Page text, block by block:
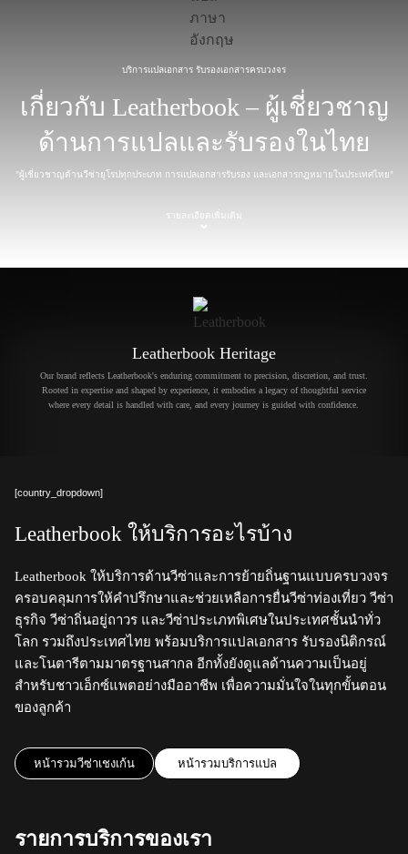
บริการแปลเอกสาร รับรองเอกสารครบวงจร
เกี่ยวกับ Leatherbook – ผู้เชี่ยวชาญ
ด้านการแปลและรับรองในไทย
"ผู้เชี่ยวชาญด้านวีซ่ายุโรปทุกประเภท การแปลเอกสารรับรอง และเอกสารกฎหมายในประเทศไทย"
รายละเอียดเพิ่มเติม
Leatherbook Heritage
Our brand reflects Leatherbook's enduring commitment to precision, discretion, and trust.
Rooted in expertise and shaped by experience, it embodies a legacy of thoughtful service
where every detail is handled with care, and every journey is guided with confidence.
[country_dropdown]
Leatherbook ให้บริการอะไรบ้าง
Leatherbook ให้บริการด้านวีซ่าและการย้ายถิ่นฐานแบบครบวงจร
ครอบคลุมการให้คำปรึกษาและช่วยเหลือการยื่นวีซ่าท่องเที่ยว วีซ่า
ธุรกิจ วีซ่าถิ่นอยู่ถาวร และวีซ่าประเภทพิเศษในประเทศชั้นนำทั่ว
โลก รวมถึงประเทศไทย พร้อมบริการแปลเอกสาร รับรองนิติกรณ์
และโนตารีตามมาตรฐานสากล อีกทั้งยังดูแลด้านความเป็นอยู่
สำหรับชาวเอ็กซ์แพตอย่างมืออาชีพ เพื่อความมั่นใจในทุกขั้นตอน
ของลูกค้า
หน้ารวมวีซ่าเชงเก้น หน้ารวมบริการแปล
รายการบริการของเรา